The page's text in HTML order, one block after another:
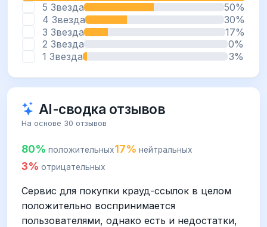
5 Звезда
50%
4 Звезда
30%
3 Звезда
17%
2 Звезда
0%
1 Звезда
3%
AI-сводка отзывов
На основе 30 отзывов
80% положительных17% нейтральных
3% отрицательных
Сервис для покупки крауд-ссылок в целом
положительно воспринимается
пользователями, однако есть и недостатки,